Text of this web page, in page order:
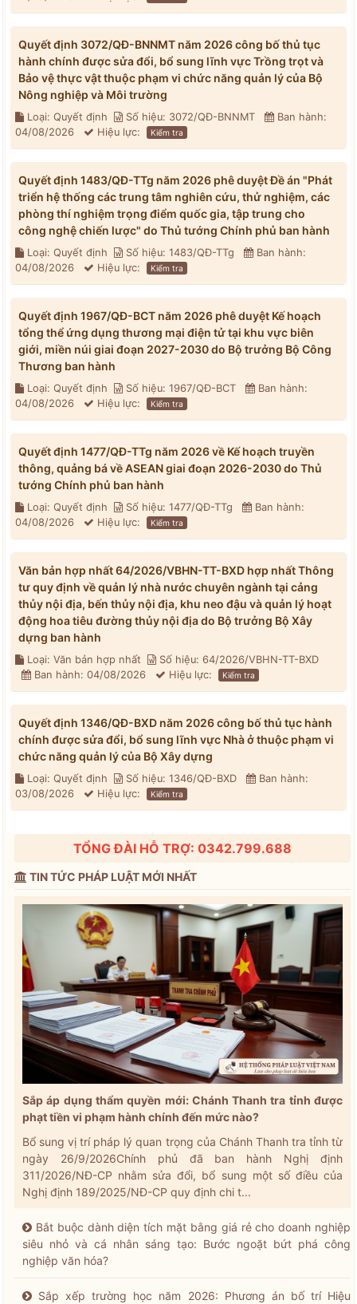
Quyết định 3072/QĐ-BNNMT năm 2026 công bố thủ tục
hành chính được sửa đổi, bổ sung lĩnh vực Trồng trọt và
Bảo vệ thực vật thuộc phạm vi chức năng quản lý của Bộ
Nông nghiệp và Môi trường
Loại: Quyết định Số hiệu: 3072/QĐ-BNNMT
Ban hành:
04/08/2026
Hiệu lực: Kiểm tra
Quyết định 1483/QĐ-TTg năm 2026 phê duyệt Đề án "Phát
triển hệ thống các trung tâm nghiên cứu, thử nghiệm, các
phòng thí nghiệm trọng điểm quốc gia, tập trung cho
công nghệ chiến lược" do Thủ tướng Chính phủ ban hành
Loại: Quyết định Số hiệu: 1483/QĐ-TTg
Ban hành:
04/08/2026
Hiệu lực: Kiểm tra
Quyết định 1967/QĐ-BCT năm 2026 phê duyệt Kế hoạch
tổng thể ứng dụng thương mại điện tử tại khu vực biên
giới, miền núi giai đoạn 2027-2030 do Bộ trưởng Bộ Công
Thương ban hành
Loại: Quyết định Số hiệu: 1967/QĐ-BCT
Ban hành:
04/08/2026
Hiệu lực: Kiểm tra
Quyết định 1477/QĐ-TTg năm 2026 về Kế hoạch truyền
thông, quảng bá về ASEAN giai đoạn 2026-2030 do Thủ
tướng Chính phủ ban hành
Loại: Quyết định Số hiệu: 1477/QĐ-TTg
Ban hành:
04/08/2026
Hiệu lực: Kiểm tra
Văn bản hợp nhất 64/2026/VBHN-TT-BXD hợp nhất Thông
tư quy định về quản lý nhà nước chuyên ngành tại cảng
thủy nội địa, bến thủy nội địa, khu neo đậu và quản lý hoạt
động hoa tiêu đường thủy nội địa do Bộ trưởng Bộ Xây
dựng ban hành
Loại: Văn bản hợp nhất
Số hiệu: 64/2026/VBHN-TT-BXD
Ban hành: 04/08/2026
Hiệu lực: Kiểm tra
Quyết định 1346/QĐ-BXD năm 2026 công bố thủ tục hành
chính được sửa đổi, bổ sung lĩnh vực Nhà ở thuộc phạm vi
chức năng quản lý của Bộ Xây dựng
Loại: Quyết định Số hiệu: 1346/QĐ-BXD
Ban hành:
03/08/2026
Hiệu lực: Kiểm tra
TỔNG ĐÀI HỖ TRỢ: 0342.799.688
TIN TỨC PHÁP LUẬT MỚI NHẤT
Sắp áp dụng thẩm quyền mới: Chánh Thanh tra tỉnh được
phạt tiền vi phạm hành chính đến mức nào?
Bổ sung vị trí pháp lý quan trọng của Chánh Thanh tra tỉnh từ
ngày 26/9/2026Chính phủ đã ban hành Nghị định
311/2026/NĐ-CP nhằm sửa đổi, bổ sung một số điều của
Nghị định 189/2025/NĐ-CP quy định chi t...
Bắt buộc dành diện tích mặt bằng giá rẻ cho doanh nghiệp
siêu nhỏ và cá nhân sáng tạo: Bước ngoặt bứt phá công
nghiệp văn hóa?
Sắp xếp trường học năm 2026: Phương án bố trí Hiệu